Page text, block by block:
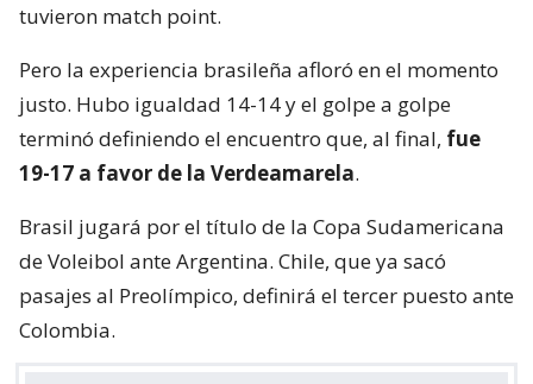
tuvieron match point.
Pero la experiencia brasileña afloró en el momento
justo. Hubo igualdad 14-14 y el golpe a golpe
terminó definiendo el encuentro que, al final, fue
19-17 a favor de la Verdeamarela.
Brasil jugará por el título de la Copa Sudamericana
de Voleibol ante Argentina. Chile, que ya sacó
pasajes al Preolímpico, definirá el tercer puesto ante
Colombia.